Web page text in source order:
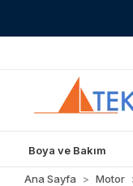
Boya ve Bakım
Ana Sayfa Motor